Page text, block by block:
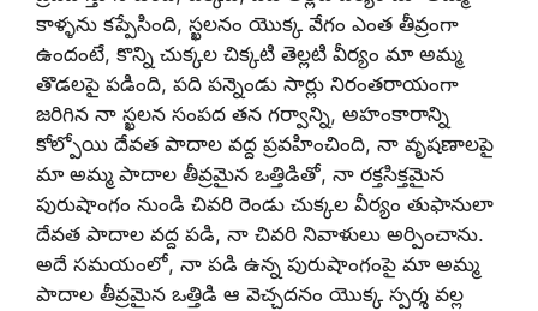
కాళ్ళను కప్పేసింది, స్ఖలనం యొక్క వేగం ఎంత తీవ్రంగా
ఉందంటే, కొన్ని చుక్కల చిక్కటి తెల్లటి వీర్యం మా అమ్మ
తొడలపై పడింది, పది పన్నెండు సార్లు నిరంతరాయంగా
జరిగిన నా స్ఖలన సంపద తన గర్వాన్ని, అహంకారాన్ని
కోల్పోయి దేవత పాదాల వద్ద ప్రవహించింది, నా వృషణాలపై
మా అమ్మ పాదాల తీవ్రమైన ఒత్తిడితో, నా రక్తసిక్తమైన
పురుషాంగం నుండి చివరి రెండు చుక్కల వీర్యం తుఫానులా
దేవత పాదాల వద్ద పడి, నా చివరి నివాళులు అర్పించాను.
అదే సమయంలో, నా పడి ఉన్న పురుషాంగంపై మా అమ్మ
పాదాల తీవ్రమైన ఒత్తిడి ఆ వెచ్చదనం యొక్క స్పర్శ వల్ల